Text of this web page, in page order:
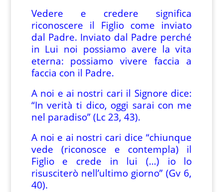
Vedere e credere significa
riconoscere il Figlio come inviato
dal Padre. Inviato dal Padre perché
in Lui noi possiamo avere la vita
eterna: possiamo vivere faccia a
faccia con il Padre.
A noi e ai nostri cari il Signore dice:
“In verità ti dico, oggi sarai con me
nel paradiso” (Lc 23, 43).
A noi e ai nostri cari dice “chiunque
vede (riconosce e contempla) il
Figlio e crede in lui (…) io lo
risusciterò nell’ultimo giorno” (Gv 6,
40).